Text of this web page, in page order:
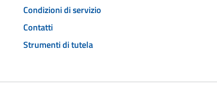
Condizioni di servizio
Contatti
Strumenti di tutela